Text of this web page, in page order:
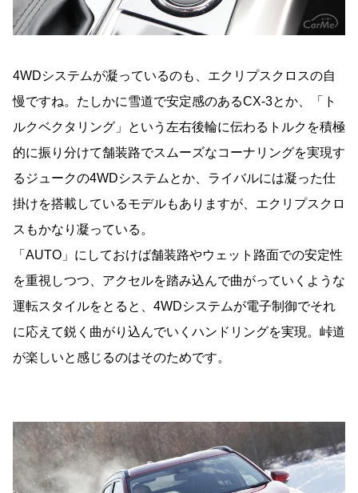
4WDシステムが凝っているのも、エクリプスクロスの自
慢ですね。たしかに雪道で安定感のあるCX-3とか、「ト
ルクベクタリング」という左右後輪に伝わるトルクを積極
的に振り分けて舗装路でスムーズなコーナリングを実現す
るジュークの4WDシステムとか、ライバルには凝った仕
掛けを搭載しているモデルもありますが、エクリプスクロ
スもかなり凝っている。
「 AUTO 」にしておけば舗装路やウェット路面での安定性
を重視しつつ、アクセルを踏み込んで曲がっていくような
運転スタイルをとると、 4WDシステムが電子制御でそれ
に応えて鋭く曲がり込んでいくハンドリングを実現。峠道
が楽しいと感じるのはそのためです。